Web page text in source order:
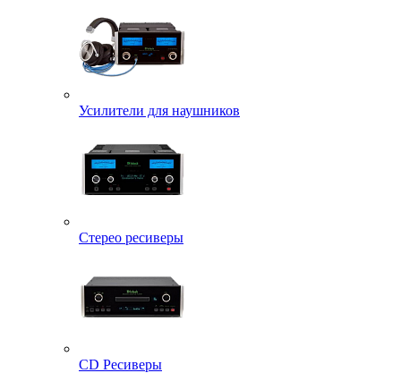
Усилители для наушников
Стерео ресиверы
CD Ресиверы